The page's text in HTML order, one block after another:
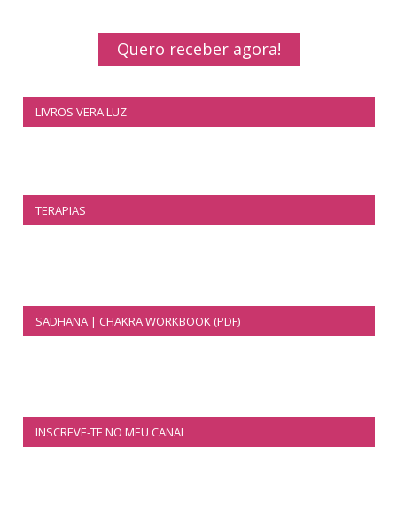
Quero receber agora!
LIVROS VERA LUZ
TERAPIAS
SADHANA | CHAKRA WORKBOOK (PDF)
INSCREVE-TE NO MEU CANAL